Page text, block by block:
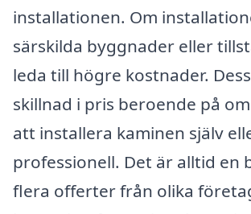
installationen. Om
särskilda byggnader eller
leda till högre kostnader.
skillnad i pris beroende på
att installera kaminen själv
professionell. Det är alltid en
flera offerter från olika